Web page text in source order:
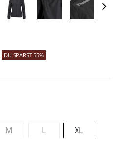
DU SPARST 55%
M L
XL